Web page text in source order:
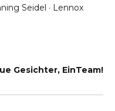
Seidel · Lennox
Gesichter, EinTeam!